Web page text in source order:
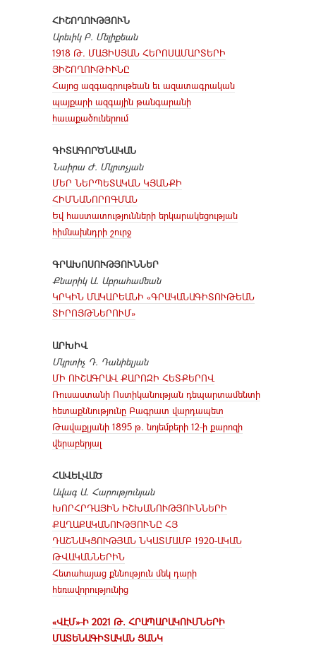
ՀԻՇՈՂՈՒԹՅՈՒՆ
Արեւիկ Բ. Մելիքեան
1918 Թ. ՄԱՅԻՍՅԱՆ ՀԵՐՈՍԱՄԱՐՏԵՐԻ
ՅԻՇՈՂՈՒԹԻՒՆԸ
Հայոց ազգագրութեան եւ ազատագրական
պայքարի ազգային թանգարանի
հաւաքածուներում
ԳԻՏԱԳՈՐԾՆԱԿԱՆ
Նաիրա Ժ. Մկրտչյան
ՄԵՐ ՆԵՐՊԵՏԱԿԱՆ ԿՅԱՆՔԻ
ՀԻՄՆԱՆՈՐՈԳՄԱՆ
Եվ հաստատությունների երկարակեցության
հիմնախնդրի շուրջ
ԳՐԱԽՈՍՈՒԹՅՈՒՆՆԵՐ
Քնարիկ Ա. Աբրահամեան
ԿՐԿԻՆ ՄԱԿԱՐԵԱՆԻ «ԳՐԱԿԱՆԱԳԻՏՈՒԹԵԱՆ
ՏԻՐՈՅԹՆԵՐՈՒՄ»
ԱՐԽԻՎ
Մկրտիչ Դ. Դանիելյան
ՄԻ ՈՒՇԱԳՐԱՎ ՔԱՐՈԶԻ ՀԵՏՔԵՐՈՎ
Ռուսաստանի Ոստիկանության դեպարտամենտի
հետաքննությունը Բագրատ վարդապետ
Թավաքլյանի 1895 թ. նոյեմբերի 12-ի քարոզի
վերաբերյալ
ՀԱՎԵԼՎԱԾ
Ավագ Ա. Հարությունյան
ԽՈՐՀՐԴԱՅԻՆ ԻՇԽԱՆՈՒԹՅՈՒՆՆԵՐԻ
ՔԱՂԱՔԱԿԱՆՈՒԹՅՈՒՆԸ ՀՅ
ԴԱՇՆԱԿՑՈՒԹՅԱՆ ՆԿԱՏՄԱՄԲ 1920-ԱԿԱՆ
ԹՎԱԿԱՆՆԵՐԻՆ
Հետահայաց քննություն մեկ դարի
հեռավորությունից
«ՎԷՄ»-Ի 2021 Թ. ՀՐԱՊԱՐԱԿՈՒՄՆԵՐԻ
ՄԱՏԵՆԱԳԻՏԱԿԱՆ ՑԱՆԿ